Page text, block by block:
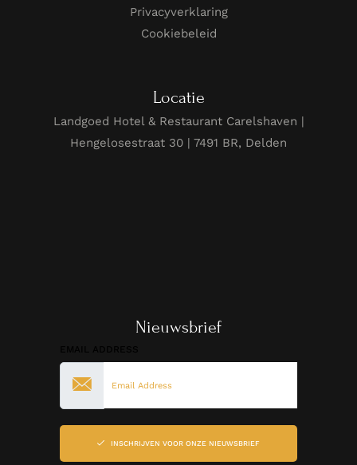
Privacyverklaring
Cookiebeleid
Locatie
Landgoed Hotel & Restaurant Carelshaven |
Hengelosestraat 30 | 7491 BR, Delden
Nieuwsbrief
INSCHRIJVEN VOOR ONZE NIEUWSBRIEF